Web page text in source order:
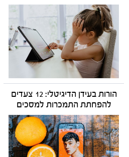
הורות בעידן הדיגיטלי: 12 צעדים
להפחתת התמכרות למסכים